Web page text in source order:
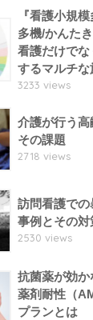
『看護小規
多機/かんた
看護だけで
するマルチな
3233 views
介護が行う高
その課題
2718 views
訪問看護での
事例とその対
2530 views
抗菌薬が効か
薬剤耐性（
プランとは